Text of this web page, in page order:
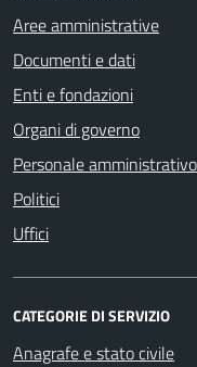
Aree amministrative
Documenti e dati
Enti e fondazioni
Organi di governo
Personale amministrativo
Politici
Uffici
CATEGORIE DI SERVIZIO
Anagrafe e stato civile